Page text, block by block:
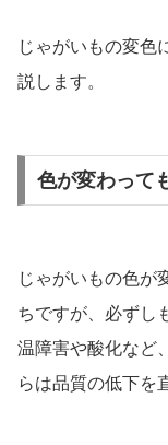
じゃがいもの変色
説します。
色が変わって
じゃがいもの色が
ちですが、必ずし
温障害や酸化など
らは品質の低下を